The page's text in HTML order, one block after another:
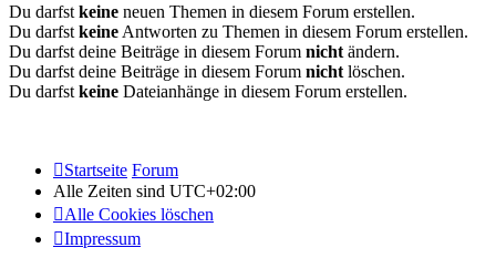
Du darfst keine neuen Themen in diesem Forum erstellen.
Du darfst keine Antworten zu Themen in diesem Forum erstellen.
Du darfst deine Beiträge in diesem Forum nicht ändern.
Du darfst deine Beiträge in diesem Forum nicht löschen.
Du darfst keine Dateianhänge in diesem Forum erstellen.
Startseite Forum
Alle Zeiten sind UTC+02:00
Alle Cookies löschen
Impressum